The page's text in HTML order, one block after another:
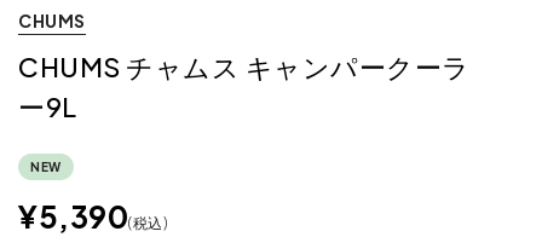
CHUMS
CHUMS チャムス キャンパークーラ
ー9L
NEW
¥5,390 税込